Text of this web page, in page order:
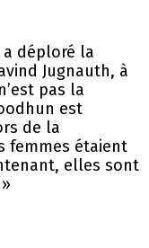
déploré la
Jugnauth, à
pas la
est
de la
femmes étaient
elles sont